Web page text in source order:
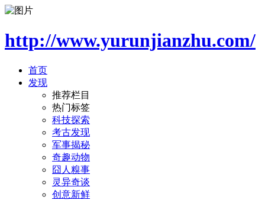
http://www.yurunjianzhu.com/
首页
发现
推荐栏目
热门标签
科技探索
考古发现
军事揭秘
奇趣动物
囧人糗事
灵异奇谈
创意新鲜